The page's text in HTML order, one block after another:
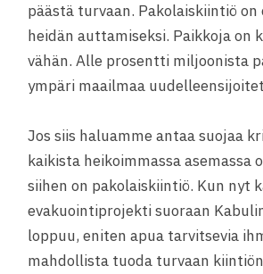
päästä turvaan. Pakolaiskiintiö
heidän auttamiseksi. Paikkoja on
vähän. Alle prosentti miljoonista
ympäri maailmaa
Jos siis haluamme antaa suojaa
kaikista heikoimmassa asemassa
siihen on pakolaiskiintiö. Kun nyt
evakuointiprojekti suoraan
loppuu, eniten apua tarvitsevia
mahdollista tuoda turvaan